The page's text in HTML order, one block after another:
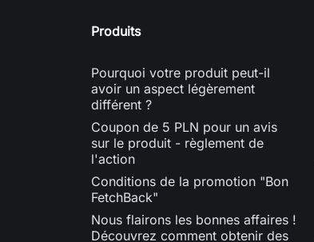
Produits
Pourquoi votre produit peut-il
avoir un aspect légèrement
différent ?
Coupon de 5 PLN pour un avis
sur le produit - règlement de
l'action
Conditions de la promotion "Bon
FetchBack"
Nous flairons les bonnes affaires !
Découvrez comment obtenir des